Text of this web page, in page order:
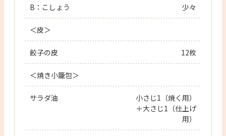
B：こしょう 少々
＜皮＞
餃子の皮 12枚
＜焼き小籠包＞
サラダ油
小さじ1（焼く用）
＋大さじ1（仕上げ
用）